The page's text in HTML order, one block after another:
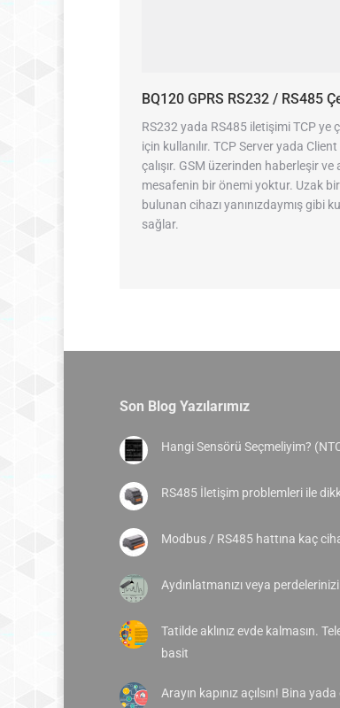
BQ120 GPRS RS232 / RS485
RS232 yada RS485 iletişimi TCP ye
için kullanılır. TCP Server yada
çalışır. GSM üzerinden haberleşir ve
mesafenin bir önemi yoktur. Uzak
bulunan cihazı yanınızdaymış gibi
sağlar.
Son Blog Yazılarımız
Hangi Sensörü Seçmeliyim?
RS485 İletişim problemleri ile
Modbus / RS485 hattına kaç
Aydınlatmanızı veya
Tatilde aklınız evde kalmasın.
basit
Arayın kapınız açılsın! Bina